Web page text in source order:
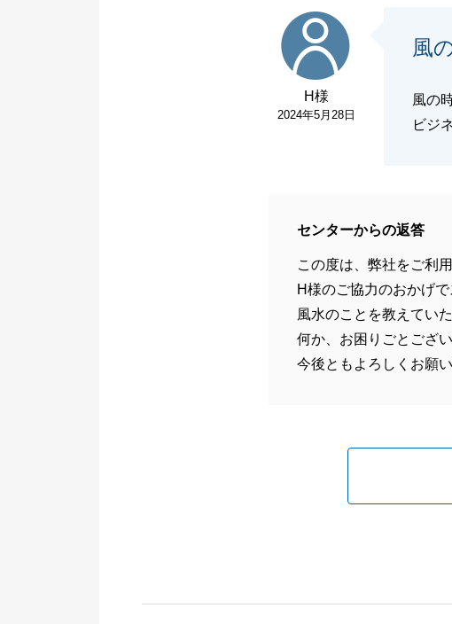
H様
2024年5月28日
風
風の
ビジ
センターからの返答
この度は、弊社をご利
H様のご協力のおかげ
風水のことを教えてい
何か、お困りごとござ
今後ともよろしくお願い